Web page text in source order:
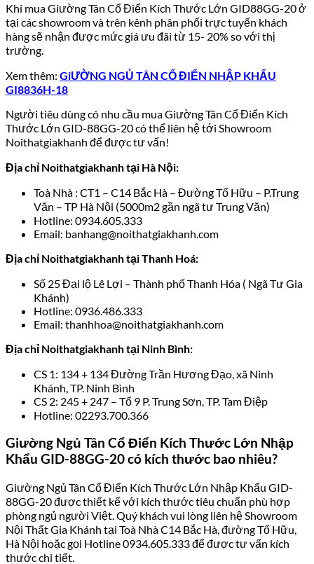
Khi muaGiường Tân Cổ Điển Kích Thước Lớn GID88GG-20ở
tại các showroom và trên kênh phân phối trực tuyến khách
hàng sẽ nhận được mức giá ưu đãi từ 15- 20% so với thị
trường.
Xem thêm: GiƯỜNG NGỦ TÂN CỔ ĐIỂN NHẬP KHẨU
GI8836H-18
Người tiêu dùng có nhu cầu muaGiường Tân Cổ Điển Kích
Thước Lớn GID-88GG-20có thể liên hệ tới Showroom
Noithatgiakhanh để được tư vấn!
Địa chỉ Noithatgiakhanh tại Hà Nội:
Toà Nhà : CT1 – C14 Bắc Hà – Đường Tố Hữu – P.Trung
Văn – TP Hà Nội (5000m2 gần ngã tư Trung Văn)
Hotline: 0934.605.333
Email: banhang@noithatgiakhanh.com
Địa chỉ Noithatgiakhanh tại Thanh Hoá:
Số 25 Đại lộ Lê Lợi – Thành phố Thanh Hóa ( Ngã Tư Gia
Khánh)
Hotline: 0936.486.333
Email: thanhhoa@noithatgiakhanh.com
Địa chỉ Noithatgiakhanh tại Ninh Bình:
CS 1: 134 + 134 Đường Trần Hương Đạo, xã Ninh
Khánh, TP. Ninh Bình
CS 2: 245 + 247 – Tổ 9 P. Trung Sơn, TP. Tam Điệp
Hotline: 02293.700.366
Giường Ngủ Tân Cổ Điển Kích Thước Lớn Nhập
Khẩu GID-88GG-20 có kích thước bao nhiêu?
Giường Ngủ Tân Cổ Điển Kích Thước Lớn Nhập Khẩu GID-
88GG-20 được thiết kế với kích thước tiêu chuẩn phù hợp
phòng ngủ người Việt. Quý khách vui lòng liên hệ Showroom
Nội Thất Gia Khánh tại Toà Nhà C14 Bắc Hà, đường Tố Hữu,
Hà Nội hoặc gọi Hotline 0934.605.333 để được tư vấn kích
thước chi tiết.